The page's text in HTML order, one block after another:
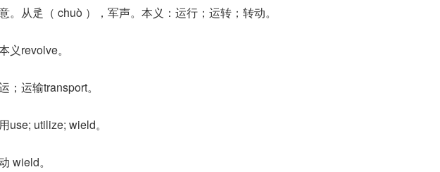
。从辵（ chuò ），军声。本义：运行；运转；转动。
义revolve。
；运输transport。
use; utilize; wield。
wield。